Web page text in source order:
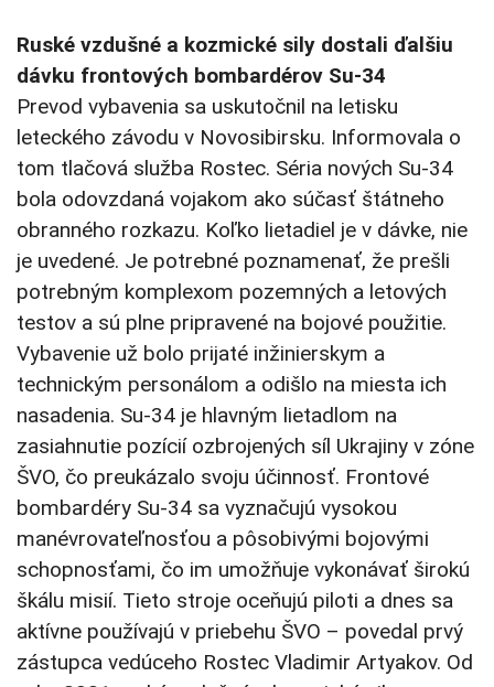
Ruské vzdušné a kozmické sily dostali ďalšiu
dávku frontových bombardérov Su-34
Prevod vybavenia sa uskutočnil na letisku
leteckého závodu v Novosibirsku. Informovala o
tom tlačová služba Rostec. Séria nových Su-34
bola odovzdaná vojakom ako súčasť štátneho
obranného rozkazu. Koľko lietadiel je v dávke, nie
je uvedené. Je potrebné poznamenať, že prešli
potrebným komplexom pozemných a letových
testov a sú plne pripravené na bojové použitie.
Vybavenie už bolo prijaté inžinierskym a
technickým personálom a odišlo na miesta ich
nasadenia. Su-34 je hlavným lietadlom na
zasiahnutie pozícií ozbrojených síl Ukrajiny v zóne
ŠVO, čo preukázalo svoju účinnosť. Frontové
bombardéry Su-34 sa vyznačujú vysokou
manévrovateľnosťou a pôsobivými bojovými
schopnosťami, čo im umožňuje vykonávať širokú
škálu misií. Tieto stroje oceňujú piloti a dnes sa
aktívne používajú v priebehu ŠVO – povedal prvý
zástupca vedúceho Rostec Vladimir Artyakov. Od